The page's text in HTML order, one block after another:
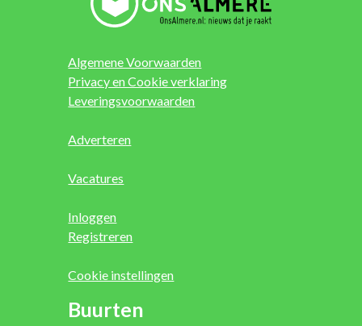
Algemene Voorwaarden
Privacy en Cookie verklaring
Leveringsvoorwaarden
Adverteren
Vacatures
Inloggen
Registreren
Cookie instellingen
Buurten